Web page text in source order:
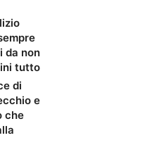
da non
tutto
di
e
che